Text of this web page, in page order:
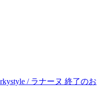
/ ラナーヌ 終了のお